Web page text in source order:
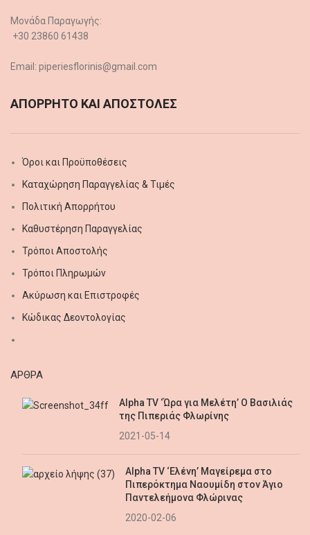
Μονάδα Παραγωγής:
+30 23860 61438
Email: piperiesflorinis@gmail.com
ΑΠΟΡΡΗΤΟ ΚΑΙ ΑΠΟΣΤΟΛΕΣ
Όροι και Προϋποθέσεις
Καταχώρηση Παραγγελίας & Τιμές
Πολιτική Απορρήτου
Καθυστέρηση Παραγγελίας
Τρόποι Αποστολής
Τρόποι Πληρωμών
Ακύρωση και Επιστροφές
Κώδικας Δεοντολογίας
AΡΘΡΑ
Alpha TV ‘Ώρα για Μελέτη’ Ο Βασιλιάς
της Πιπεριάς Φλωρίνης
2021-05-14
Alpha TV ‘Ελένη’ Μαγείρεμα στο
Πιπερόκτημα Ναουμίδη στον Άγιο
Παντελεήμονα Φλώρινας
2020-02-06